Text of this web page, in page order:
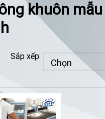
khuôn
Sắp xếp: